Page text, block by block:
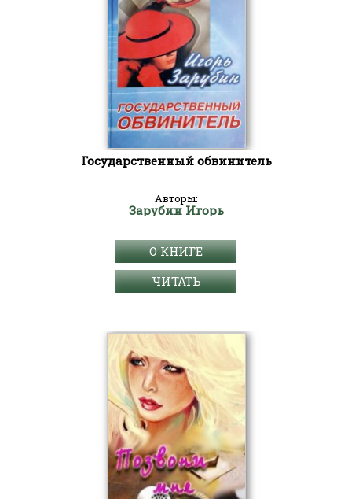
Государственный обвинитель
Авторы:
Зарубин Игорь
О КНИГЕ
ЧИТАТЬ